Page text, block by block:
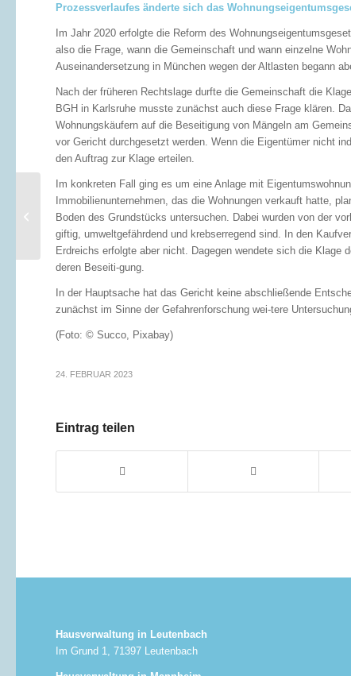
Prozessverlaufes änderte sich das
Im Jahr 2020 erfolgte die Reform des
also die Frage, wann die Gemeinschaft und wann einzelne
Auseinandersetzung in München wegen der Altlasten begann
Nach der früheren Rechtslage durfte die Gemeinschaft die
BGH in Karlsruhe musste zunächst auch diese Frage klären.
Wohnungskäufern auf die Beseitigung von Mängeln am
vor Gericht durchgesetzt werden. Wenn die Eigentümer nicht
den Auftrag zur Klage erteilen.
Im konkreten Fall ging es um eine Anlage mit
Immobilienunternehmen, das die Wohnungen verkauft hatte,
Boden des Grundstücks untersuchen. Dabei wurden von der
giftig, umweltgefährdend und krebserregend sind. In den
Erdreichs erfolgte aber nicht. Dagegen wendete sich die Klage
deren Beseiti-gung.
In der Hauptsache hat das Gericht keine abschließende
zunächst im Sinne der Gefahrenforschung wei-tere
(Foto: © Succo, Pixabay)
24. FEBRUAR 2023
Eintrag teilen
Hausverwaltung in Leutenbach
Im Grund 1, 71397 Leutenbach
Strengere Regeln für
Heizungen